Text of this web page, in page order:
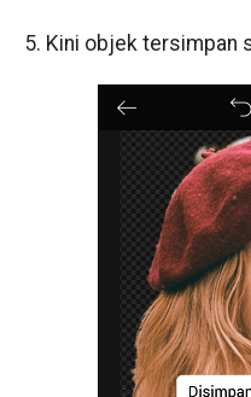
5. Kini objek tersimpan